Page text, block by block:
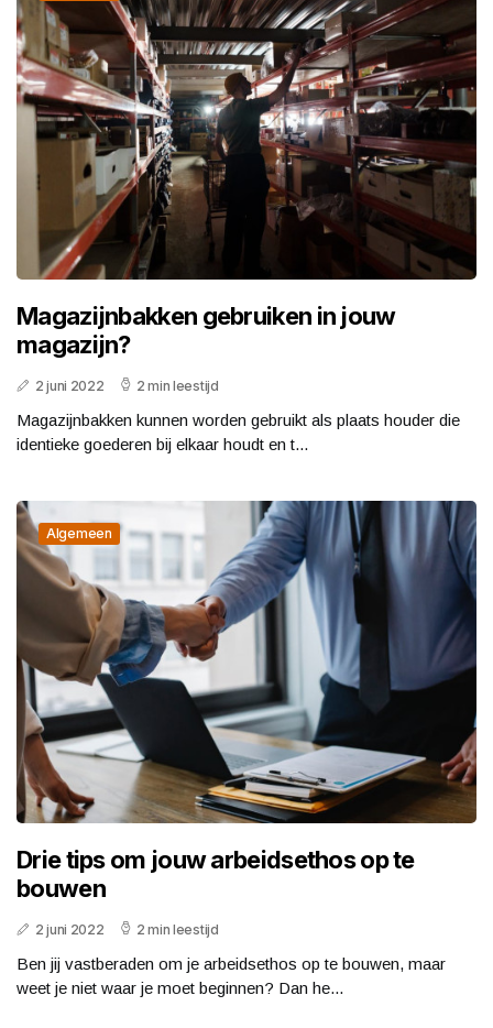
Magazijnbakken gebruiken in jouw
magazijn?
2 juni 2022 2 min leestijd
Magazijnbakken kunnen worden gebruikt als plaats houder die
identieke goederen bij elkaar houdt en t...
Algemeen
Drie tips om jouw arbeidsethos op te
bouwen
2 juni 2022 2 min leestijd
Ben jij vastberaden om je arbeidsethos op te bouwen, maar
weet je niet waar je moet beginnen? Dan he...